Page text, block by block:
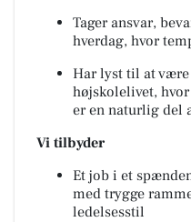
Tager ansvar,
hverdag, hvor
Har lyst til at være
højskolelivet,
er en naturlig del
Vi tilbyder
Et job i et
med trygge
ledelsesstil